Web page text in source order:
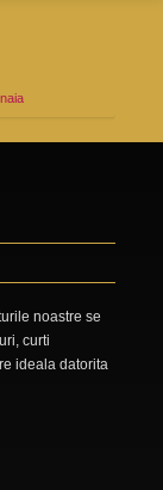
noastre se
curti
ideala datorita